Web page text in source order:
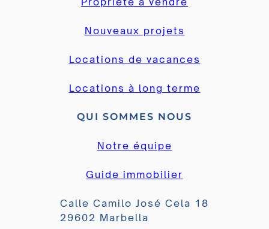
Nouveaux projets
Locations de vacances
Locations à long terme
QUI SOMMES NOUS
Notre équipe
Guide immobilier
Calle Camilo José Cela 18
29602 Marbella